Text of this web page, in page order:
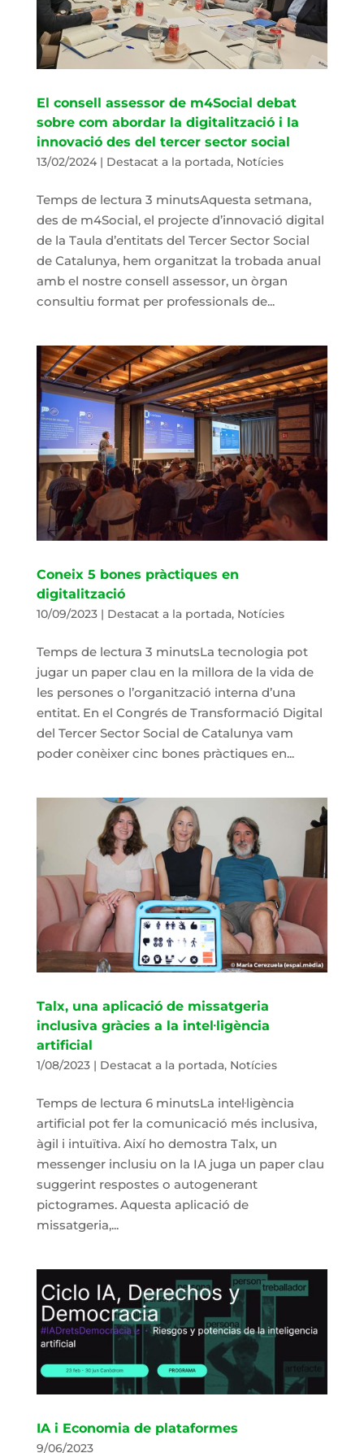
El consell assessor de m4Social debat
sobre com abordar la digitalització i la
innovació des del tercer sector social
13/02/2024| Destacat a la portada, Notícies
Temps de lectura 3 minutsAquesta setmana,
des de m4Social, el projecte d’innovació digital
de la Taula d’entitats del Tercer Sector Social
de Catalunya, hem organitzat la trobada anual
amb el nostre consell assessor, un òrgan
consultiu format per professionals de...
Coneix 5 bones pràctiques en
digitalització
10/09/2023| Destacat a la portada, Notícies
Temps de lectura 3 minutsLa tecnologia pot
jugar un paper clau en la millora de la vida de
les persones o l’organització interna d’una
entitat. En el Congrés de Transformació Digital
del Tercer Sector Social de Catalunya vam
poder conèixer cinc bones pràctiques en...
Talx, una aplicació de missatgeria
inclusiva gràcies a la intel·ligència
artificial
1/08/2023| Destacat a la portada, Notícies
Temps de lectura 6 minutsLa intel·ligència
artificial pot fer la comunicació més inclusiva,
àgil i intuïtiva. Així ho demostra Talx, un
messenger inclusiu on la IA juga un paper clau
suggerint respostes o autogenerant
pictogrames. Aquesta aplicació de
missatgeria,...
IA i Economia de plataformes
9/06/2023